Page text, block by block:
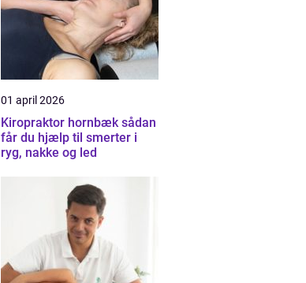
01 april 2026
Kiropraktor hornbæk sådan
får du hjælp til smerter i
ryg, nakke og led